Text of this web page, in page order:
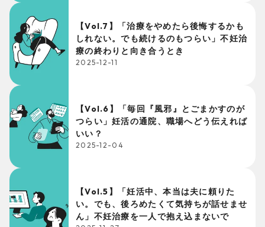
【Vol.7】「治療をやめたら後悔するかも
しれない。でも続けるのもつらい」不妊治
療の終わりと向き合うとき
2025-12-11
【Vol.6】「毎回『風邪』とごまかすのが
つらい」妊活の通院、職場へどう伝えれば
いい？
2025-12-04
【Vol.5】「妊活中、本当は夫に頼りた
い。でも、後ろめたくて気持ちが話せませ
ん」不妊治療を一人で抱え込まないで